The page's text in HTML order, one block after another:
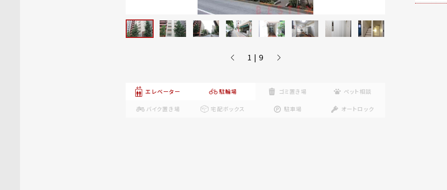
1 | 9
エレベーター 駐輪場 ゴミ置き場 ペット相談
バイク置き場 宅配ボックス 駐車場 オートロック